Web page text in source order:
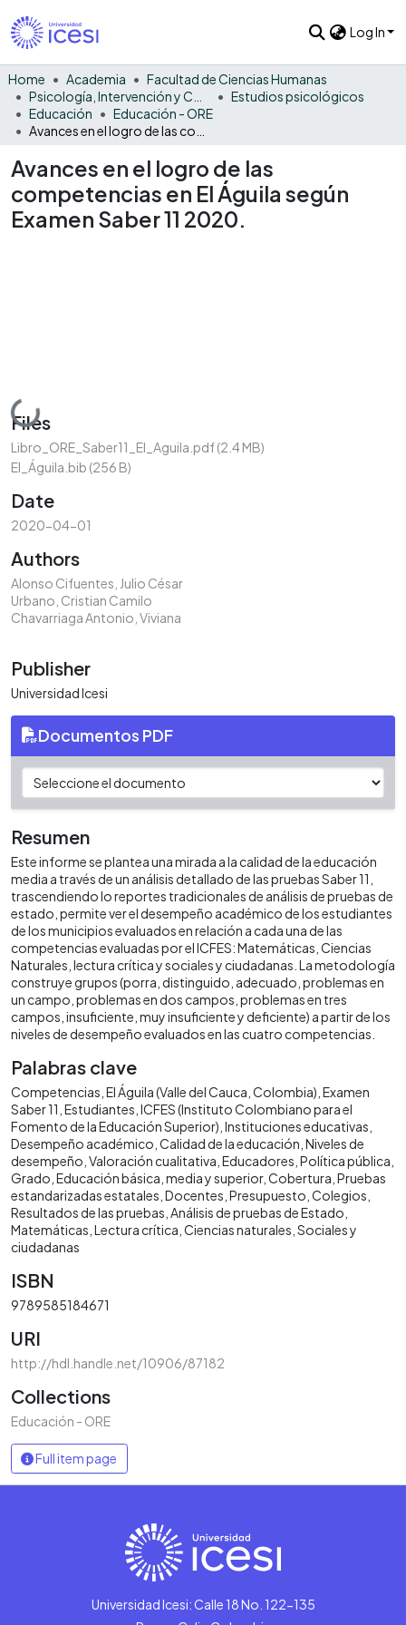
Log In
Home Academia
Facultad de Ciencias Humanas
Estudios psicológicos
Educación
Educación - ORE
Avances en el logro de las
competencias en El Águila según
Examen Saber 11 2020.
Loading...
Files
Libro_ORE_Saber11_El_Aguila.pdf(2.4 MB)
El_Águila.bib (256 B)
Date
2020-04-01
Authors
Alonso Cifuentes, Julio César
Urbano, Cristian Camilo
Chavarriaga Antonio, Viviana
Publisher
Universidad Icesi
Documentos PDF
Resumen
Este informe se plantea una mirada a la calidad de la educación
media a través de un análisis detallado de las pruebas Saber 11,
trascendiendo lo reportes tradicionales de análisis de pruebas de
estado, permite ver el desempeño académico de los estudiantes
de los municipios evaluados en relación a cada una de las
competencias evaluadas por el ICFES: Matemáticas, Ciencias
Naturales, lectura crítica y sociales y ciudadanas. La metodología
construye grupos (porra, distinguido, adecuado, problemas en
un campo, problemas en dos campos, problemas en tres
campos, insuficiente, muy insuficiente y deficiente) a partir de los
niveles de desempeño evaluados en las cuatro competencias.
Palabras clave
Competencias El Águila (Valle del Cauca, Colombia) Examen
Saber 11 Estudiantes ICFES (Instituto Colombiano para el
Fomento de la Educación Superior) Instituciones educativas
Desempeño académico Calidad de la educación Niveles de
desempeño Valoración cualitativa Educadores Política pública
Grado Educación básica, media y superior Cobertura Pruebas
estandarizadas estatales Docentes Presupuesto Colegios
Resultados de las pruebas Análisis de pruebas de Estado
Matemáticas Lectura crítica Ciencias naturales Sociales y
ciudadanas
ISBN
9789585184671
URI
http://hdl.handle.net/10906/87182
Collections
Educación - ORE
Full item page
Universidad Icesi: Calle 18 No. 122-135